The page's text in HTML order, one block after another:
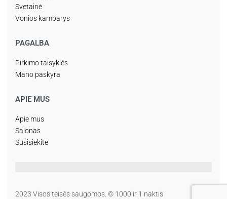
Svetainė
Vonios kambarys
PAGALBA
Pirkimo taisyklės
Mano paskyra
APIE MUS
Apie mus
Salonas
Susisiekite
2023 Visos teisės saugomos. © 1000 ir 1 naktis